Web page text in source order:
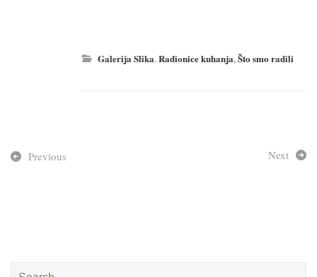
Galerija Slika,Radionice kuhanja,Što smo radili
Previous Next